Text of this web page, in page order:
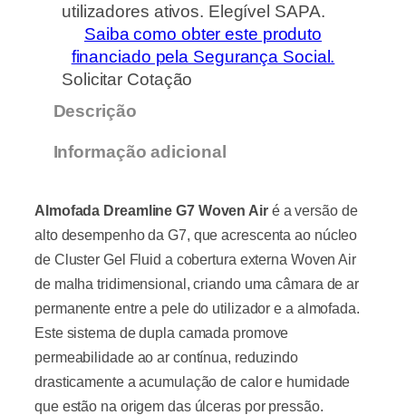
utilizadores ativos. Elegível SAPA.
Saiba como obter este produto
financiado pela Segurança Social.
Solicitar Cotação
Descrição
Informação adicional
Almofada Dreamline G7 Woven Airé a versão de
alto desempenho da G7, que acrescenta ao núcleo
de Cluster Gel Fluid a cobertura externa Woven Air
de malha tridimensional, criando uma câmara de ar
permanente entre a pele do utilizador e a almofada.
Este sistema de dupla camada promove
permeabilidade ao ar contínua, reduzindo
drasticamente a acumulação de calor e humidade
que estão na origem das úlceras por pressão.